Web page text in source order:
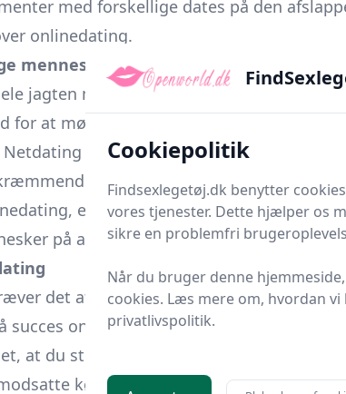
med forskellige dates på den
onlinedating.
mennesker
jagten med nye potentielle partnere i
at møde en masse forskellige
er både for de kræsne,
eller interessante hobbyer og
et bredere udvalg af forskellige
på arbejdspladsen eller sportsklubben
det at du skriver en profil. Profilen er
succes online, for det er ikke et tag selv
at du studerer hvad andre ønsker og hvad
køn ved at bruge onlinedating, og
Cookiepolitik
Findsexlegetøj.dk benytter
vores tjenester. Dette hjælper os
sikre en problemfri
Når du bruger denne
cookies. Læs mere om, hvordan
privatlivspolitik.